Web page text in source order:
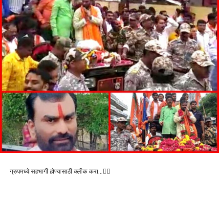
ग्रुपमध्ये सहभागी होण्यासाठी क्लीक करा…👆🏻